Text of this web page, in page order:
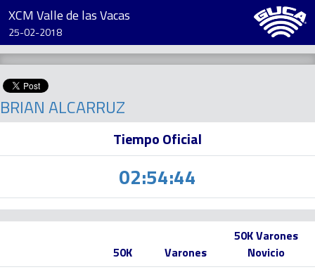
XCM Valle de las Vacas
25-02-2018
BRIAN ALCARRUZ
Tiempo Oficial
02:54:44
50K Varones
50K Varones
Novicio